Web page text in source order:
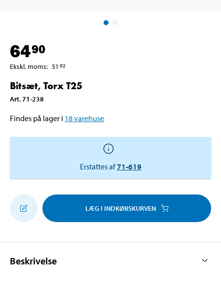
6490
Ekskl. moms: 51 92
Bitsæt, Torx T25
Art.71-238
Findes på lager i 18varehuse
Erstattes af71-619
LÆG I INDKØBSKURVEN
Beskrivelse